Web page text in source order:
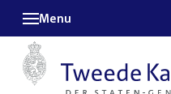
Menu